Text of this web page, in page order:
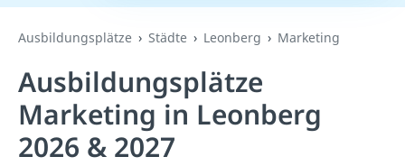
Ausbildungsplätze Städte Leonberg Marketing
Ausbildungsplätze
Marketing in Leonberg
2026 & 2027